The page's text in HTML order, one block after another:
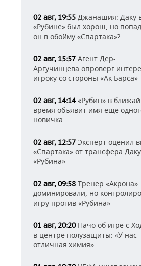
02 авг, 19:55 Джанашия: Даку
«Рубине» был хорош, но
он в обойму «Спартака»?
02 авг, 15:57 Агент Дер-
Аргучинцева опроверг
игроку со стороны «Ак Барса»
02 авг, 14:14«Рубин» в
время объявит имя еще
новичка
02 авг, 12:57 Эксперт оценил
«Спартака» от трансфера
«Рубина»
02 авг, 09:58 Тренер
доминировали, но
игру против «Рубина»
01 авг, 20:20Начо об игре с
в центре полузащиты: «У нас
отличная химия»